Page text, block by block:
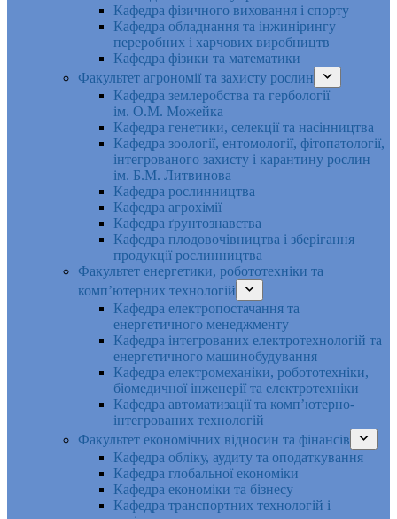
Кафедра фізичного виховання і спорту
Кафедра обладнання та інжинірингу
переробних і харчових виробництв
Кафедра фізики та математики
Факультет агрономії та захисту рослин
Кафедра землеробства та гербології
ім. О.М. Можейка
Кафедра генетики, селекції та насінництва
Кафедра зоології, ентомології, фітопатології,
інтегрованого захисту і карантину рослин
ім. Б.М. Литвинова
Кафедра рослинництва
Кафедра агрохімії
Кафедра ґрунтознавства
Кафедра плодовочівництва і зберігання
продукції рослинництва
Факультет енергетики, робототехніки та
комп’ютерних технологій
Кафедра електропостачання та
енергетичного менеджменту
Кафедра інтегрованих електротехнологій та
енергетичного машинобудування
Кафедра електромеханіки, робототехніки,
біомедичної інженерії та електротехніки
Кафедра автоматизації та комп’ютерно-
інтегрованих технологій
Факультет економічних відносин та фінансів
Кафедра обліку, аудиту та оподаткування
Кафедра глобальної економіки
Кафедра економіки та бізнесу
Кафедра транспортних технологій і